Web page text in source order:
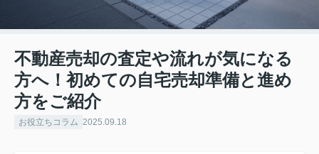
不動産売却の査定や流れが気になる
方へ！初めての自宅売却準備と進め
方をご紹介
お役立ちコラム 2025.09.18